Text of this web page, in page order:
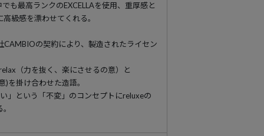
も最高ランクのEXCELLAを使用、重厚感と
級感を漂わせてくれる。
の契約により、製造されたライセン
（力を抜く、楽にさせるの意）と
を掛け合わせた造語。
」という「不変」のコンセプトにreluxeの